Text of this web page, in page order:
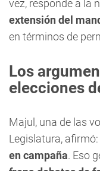
vez, responde a la
extensión del
en términos de
Los
elecciones
Majul, una de las
Legislatura, afirmó:
en campaña. Eso